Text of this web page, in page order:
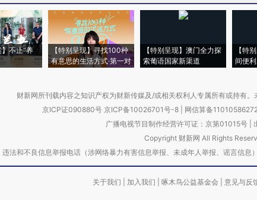
不止“养
【特别呈现】寻找100种
有意思的生活方式·第一对
【特别呈现】澳门全力探
索葡语国家新渠道
【特
间便
财新网所刊载内容之知识产权为财新传媒及/或相关权利人专属所有或持有
京ICP证090880号 京ICP备10026701号-8 网信算备
广播电视节目制作经营许可证：京第01015号|
Copyright 财新网 All Rights
违法和不良信息举报电话（涉网络暴力有害信息举报、未成年人举报、谣言
关于我们 加入我们 啄木鸟公益基金会 意见与反